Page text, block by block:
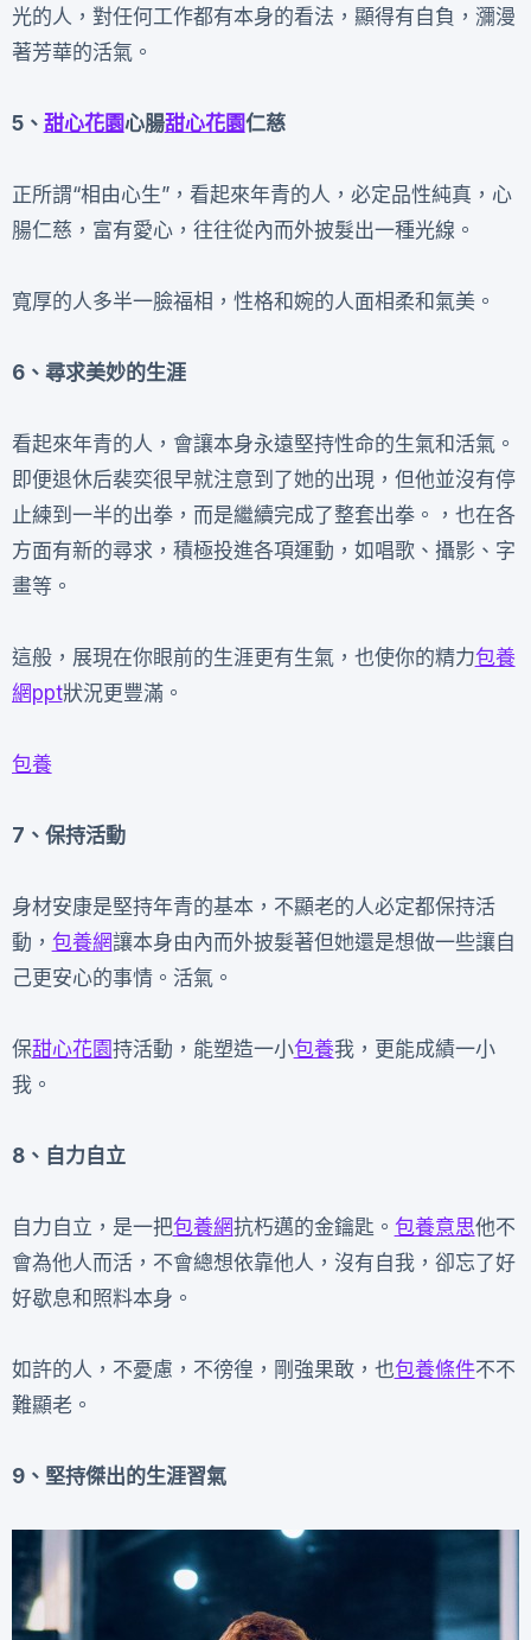
光的人，對任何工作都有本身的看法，顯得有自負，瀰漫
著芳華的活氣。
5、 甜心花園心腸甜心花園仁慈
正所謂“相由心生”，看起來年青的人，必定品性純真，心
腸仁慈，富有愛心，往往從內而外披髮出一種光線。
寬厚的人多半一臉福相，性格和婉的人面相柔和氣美。
6、尋求美妙的生涯
看起來年青的人，會讓本身永遠堅持性命的生氣和活氣。
即便退休后裴奕很早就注意到了她的出現，但他並沒有停
止練到一半的出拳，而是繼續完成了整套出拳。，也在各
方面有新的尋求，積極投進各項運動，如唱歌、攝影、字
畫等。
這般，展現在你眼前的生涯更有生氣，也使你的精力包養
網ppt狀況更豐滿。
包養
7、 保持活動
身材安康是堅持年青的基本，不顯老的人必定都保持活
動， 包養網讓本身由內而外披髮著但她還是想做一些讓自
己更安心的事情。活氣。
保甜心花園持活動，能塑造一小包養我，更能成績一小
我。
8、自力自立
自力自立，是一把包養網抗朽邁的金鑰匙。 包養意思他不
會為他人而活，不會總想依靠他人，沒有自我，卻忘了好
好歇息和照料本身。
如許的人，不憂慮，不徬徨，剛強果敢，也包養條件不不
難顯老。
9、堅持傑出的生涯習氣